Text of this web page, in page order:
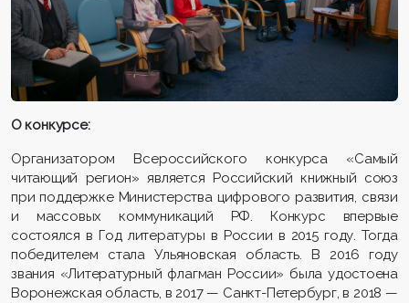
О конкурсе:
Организатором Всероссийского конкурса «Самый
читающий регион» является Российский книжный союз
при поддержке Министерства цифрового развития, связи
и массовых коммуникаций РФ. Конкурс впервые
состоялся в Год литературы в России в 2015 году. Тогда
победителем стала Ульяновская область. В 2016 году
звания «Литературный флагман России» была удостоена
Воронежская область, в 2017 — Санкт-Петербург, в 2018 —